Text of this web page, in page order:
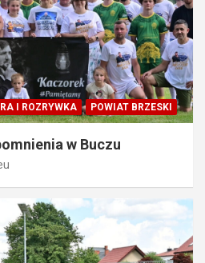
I ROZRYWKA POWIAT BRZESKI
w Buczu